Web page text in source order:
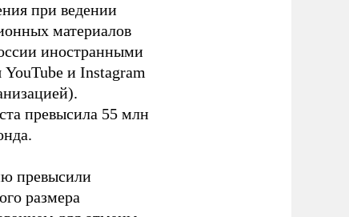
при ведении
материалов
иностранными
и Instagram
превысила 55 млн
превысили
размера